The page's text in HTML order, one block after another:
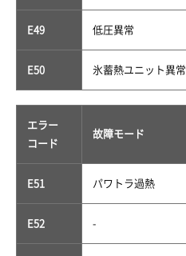
E49 低圧異常
E50 氷蓄熱ユニット異常
エラー
コード
故障モード
E51 パワトラ過熱
E52 -